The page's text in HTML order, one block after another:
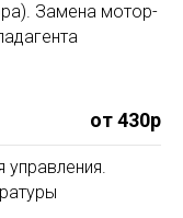
Замена мотор-
от 430р